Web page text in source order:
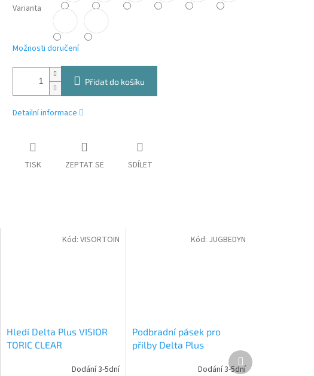
Varianta
Možnosti doručení
Přidat do košíku
Detailní informace
TISK ZEPTAT SE SDÍLET
Hledí Delta Plus VISIOR
TORIC CLEAR
Dodání 3-5dní
Kód:VISORTOIN
Podbradní pásek pro
přilby Delta Plus
Dodání 3-5dní
Kód: JUGBEDYN
Další
produkt